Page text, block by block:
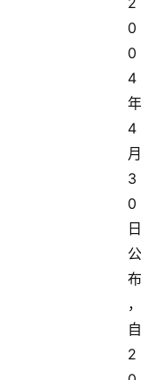
0
0
4
年
4
月
3
0
日
公
布
，
自
2